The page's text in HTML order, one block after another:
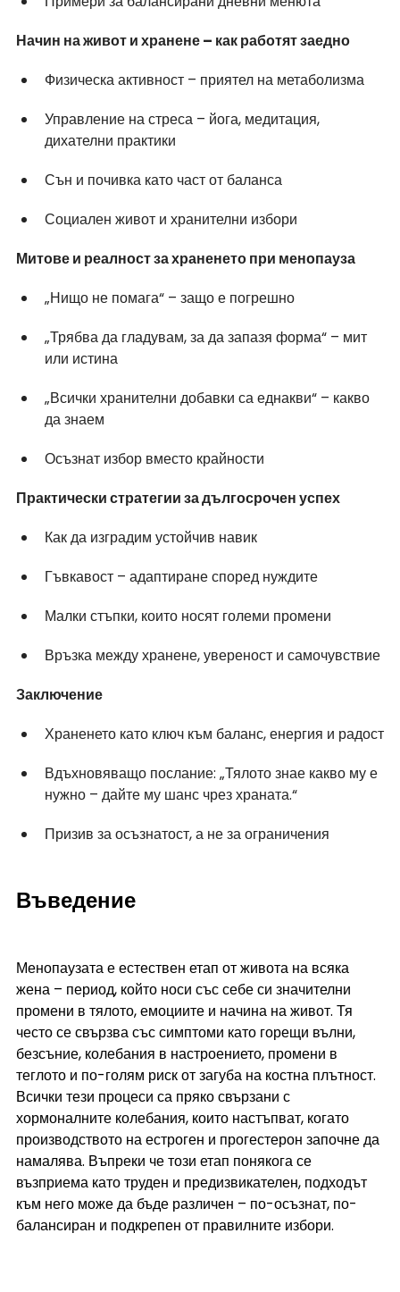
Начин на живот и хранене – как работят заедно
Физическа активност – приятел на метаболизма
Управление на стреса – йога, медитация,
дихателни практики
Сън и почивка като част от баланса
Социален живот и хранителни избори
Митове и реалност за храненето при менопауза
„Нищо не помага“ – защо е погрешно
„Трябва да гладувам, за да запазя форма“ – мит
или истина
„Всички хранителни добавки са еднакви“ – какво
да знаем
Осъзнат избор вместо крайности
Практически стратегии за дългосрочен успех
Как да изградим устойчив навик
Гъвкавост – адаптиране според нуждите
Малки стъпки, които носят големи промени
Връзка между хранене, увереност и самочувствие
Заключение
Храненето като ключ към баланс, енергия и радост
Вдъхновяващо послание: „Тялото знае какво му е
нужно – дайте му шанс чрез храната.“
Призив за осъзнатост, а не за ограничения
Въведение
Менопаузата е естествен етап от живота на всяка
жена – период, който носи със себе си значителни
промени в тялото, емоциите и начина на живот. Тя
често се свързва със симптоми като горещи вълни,
безсъние, колебания в настроението, промени в
теглото и по-голям риск от загуба на костна плътност.
Всички тези процеси са пряко свързани с
хормоналните колебания, които настъпват, когато
производството на естроген и прогестерон започне да
намалява. Въпреки че този етап понякога се
възприема като труден и предизвикателен, подходът
към него може да бъде различен – по-осъзнат, по-
балансиран и подкрепен от правилните избори.